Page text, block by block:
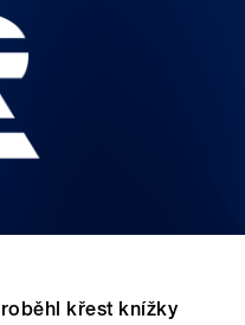
křest knížky